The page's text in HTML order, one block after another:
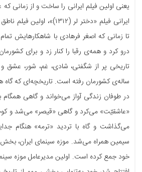
یعنی اولین فیلم ایرانی را ساخت و از زمانی
ایرانی فیلم «دختر لر (۱۳۱۲)»،
تا زمانی که اصغر فرهادی با شاهکارهایش
درو کرد و همه‌ی رقبا را کنار زد و برای
ساله‌ی کشورمان رفته است. تاریخچه‌ای که گاه
در طوفان زندگی آواز می‌خواند و گاهی همگام
«عاشقیّت» می‌کرد و گاهی «قیصر» می‌شد و
می‌گذاشت و گاه با تردید «ترمه» هنگام
سیمین همراه می‌شد. موزه سینمای ایران، بخش